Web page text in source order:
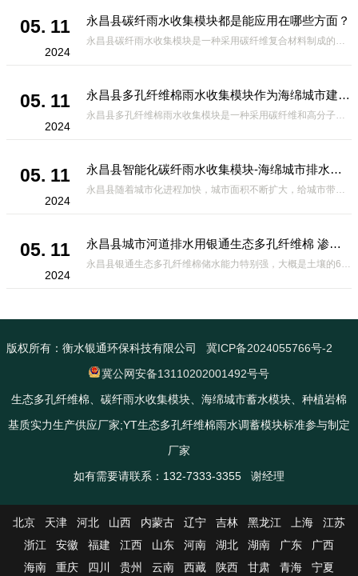
05. 11
2024
永昌县碳纤雨水收集模块都是能应用在哪些方面？
永昌县碳纤雨水收集模块是一种采用碳纤维复合材料制成的雨水收集装置，具有*、环保、可持续等诸多优点。这种模块的设计独特，结构轻巧且强度高，耐腐蚀，能够在各种环境条件下稳定运行。其广泛的应用领域不仅体现在城市规
05. 11
2024
永昌县多孔纤维棉雨水收集模块作为海绵城市建设中的一种创新材料
永昌县多孔纤维棉雨水收集模块是一种采用碳纤维和高分子材料复合而成的新型材料。它拥有高度多孔的结构，能够有效吸收和储存雨水，同时利用其独特的导流设计，将雨水迅速排出，有效防止城市内涝的发生。此外，该材料还具有
05. 11
2024
永昌县智能化碳纤雨水收集模块-海绵城市排水蓄水系统的优选项
永昌县随着城市化进程加快，城市面积不断扩大，给城市带来的问题也随之增加。其中之一就是水资源的短缺。雨水收集是一种解决城市水资源短缺的有效途径。在雨水收集技术中，智能化碳纤雨水收集模块的出现，为解决城市水资源
05. 11
2024
永昌县城市河道排水用银通生态多孔纤维棉 渗透性好重量轻
永昌县银通生态多孔纤维棉储水能力特别强，大概是土壤的6倍，所以在下暴雨或者是严重的雨雪天气时，能将降水量很好的吸收掉，到了天气晴朗之后又会将这些水分蒸发到空气中。这种材料在绿化环保上能起到很大的作用，能够大
版权所有：衡水银通环保科技有限公司
冀ICP备2024055766号-2
冀公网安备13110202001492号号
生态多孔纤维棉、碳纤雨水收集模块、海绵城市蓄水模块、种植岩棉
基质实力生产供应厂家;YT生态多孔纤维棉雨水调蓄模块标准参与制定
厂家
如有需要请联系：132-7333-3355 谢经理
北京 天津 河北 山西 内蒙古 辽宁 吉林 黑龙江 上海
江苏
浙江
安徽 福建 江西 山东 河南 湖北 湖南 广东
广西
海南
重庆 四川 贵州 云南 西藏 陕西 甘肃 青海 宁夏